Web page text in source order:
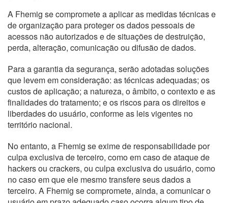
A Fhemig se compromete a aplicar as medidas técnicas e
de organização para proteger os dados pessoais de
acessos não autorizados e de situações de destruição,
perda, alteração, comunicação ou difusão de dados.
Para a garantia da segurança, serão adotadas soluções
que levem em consideração: as técnicas adequadas; os
custos de aplicação; a natureza, o âmbito, o contexto e as
finalidades do tratamento; e os riscos para os direitos e
liberdades do usuário, conforme as leis vigentes no
território nacional.
No entanto, a Fhemig se exime de responsabilidade por
culpa exclusiva de terceiro, como em caso de ataque de
hackers ou crackers, ou culpa exclusiva do usuário, como
no caso em que ele mesmo transfere seus dados a
terceiro. A Fhemig se compromete, ainda, a comunicar o